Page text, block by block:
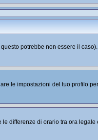
potrebbe non essere il
le impostazioni del tuo profilo
differenze di orario tra ora